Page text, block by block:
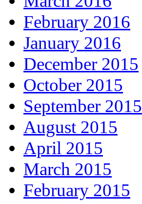
February 2016
January 2016
December 2015
October 2015
September 2015
August 2015
April 2015
March 2015
February 2015